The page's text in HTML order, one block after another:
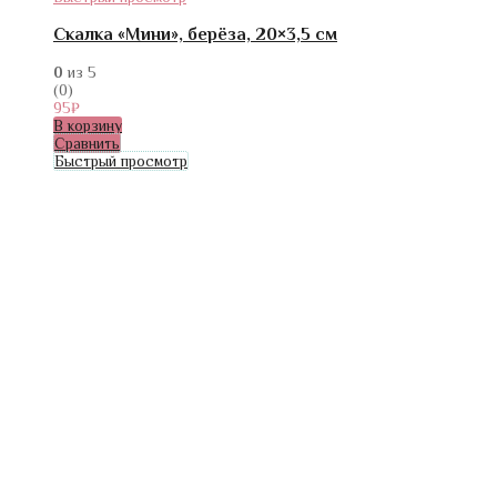
Скалка «Мини», берёза, 20×3,5 см
0 из 5
(0)
95₽
В корзину
Сравнить
Быстрый просмотр